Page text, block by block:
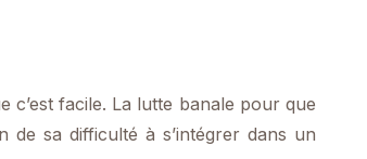
c’est facile. La lutte banale pour que
sa difficulté à s’intégrer dans un